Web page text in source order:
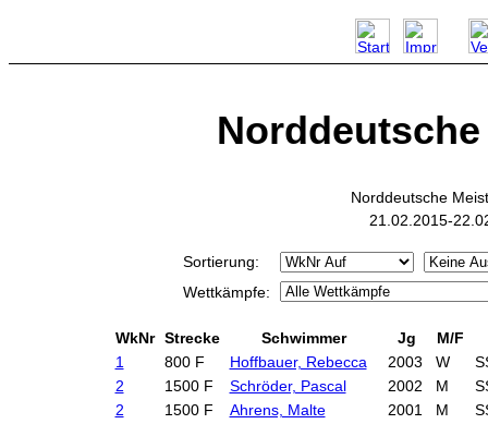
Norddeutsche
21.02.2015-
Sortierung:
Wettkämpfe:
WkNr Strecke Schwimmer Jg
M/F
1
800 F Hoffbauer, Rebecca 2003 W
2
1500 F Schröder, Pascal 2002 M
2
1500 F Ahrens, Malte 2001 M